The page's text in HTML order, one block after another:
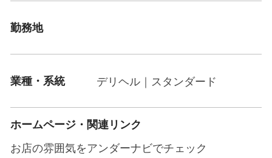
勤務地
業種・系統 デリヘル｜スタンダード
ホームページ・関連リンク
お店の雰囲気をアンダーナビでチェック